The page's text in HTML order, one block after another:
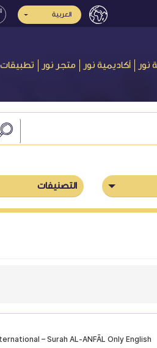
العربية
أكاديمية نور متجر نور تطبيقات
التصنيفات